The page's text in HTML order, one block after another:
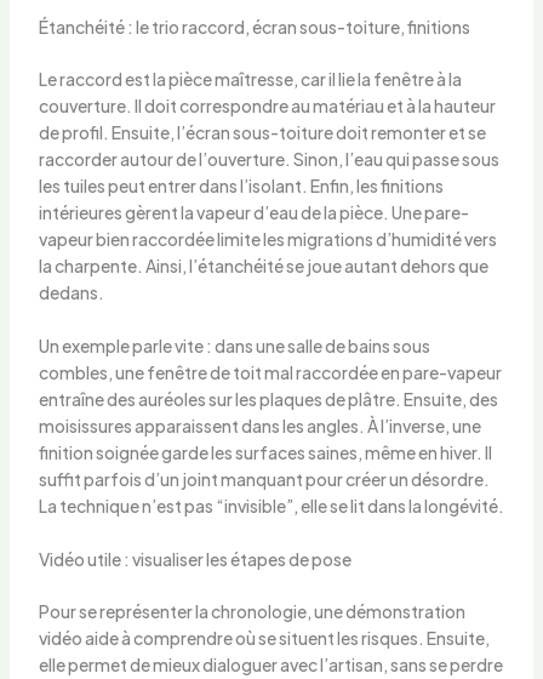
Étanchéité : le trio raccord, écran sous-toiture, finitions
Le raccord est la pièce maîtresse, car il lie la fenêtre à la
couverture. Il doit correspondre au matériau et à la hauteur
de profil. Ensuite, l’écran sous-toiture doit remonter et se
raccorder autour de l’ouverture. Sinon, l’eau qui passe sous
les tuiles peut entrer dans l’isolant. Enfin, les finitions
intérieures gèrent la vapeur d’eau de la pièce. Une pare-
vapeur bien raccordée limite les migrations d’humidité vers
la charpente. Ainsi, l’étanchéité se joue autant dehors que
dedans.
Un exemple parle vite : dans une salle de bains sous
combles, une fenêtre de toit mal raccordée en pare-vapeur
entraîne des auréoles sur les plaques de plâtre. Ensuite, des
moisissures apparaissent dans les angles. À l’inverse, une
finition soignée garde les surfaces saines, même en hiver. Il
suffit parfois d’un joint manquant pour créer un désordre.
La technique n’est pas “invisible”, elle se lit dans la longévité.
Vidéo utile : visualiser les étapes de pose
Pour se représenter la chronologie, une démonstration
vidéo aide à comprendre où se situent les risques. Ensuite,
elle permet de mieux dialoguer avec l’artisan, sans se perdre